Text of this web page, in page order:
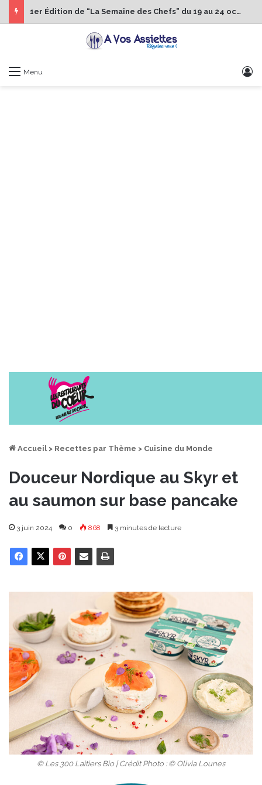
1er Édition de “La Semaine des Chefs” du 19 au 24 octobre 2026
Menu
Accueil > Recettes par Thème > Cuisine du Monde
Douceur Nordique au Skyr et
au saumon sur base pancake
3 juin 2024 0 868 3 minutes de lecture
© Les 300 Laitiers Bio | Crédit Photo : © Olivia Lounes